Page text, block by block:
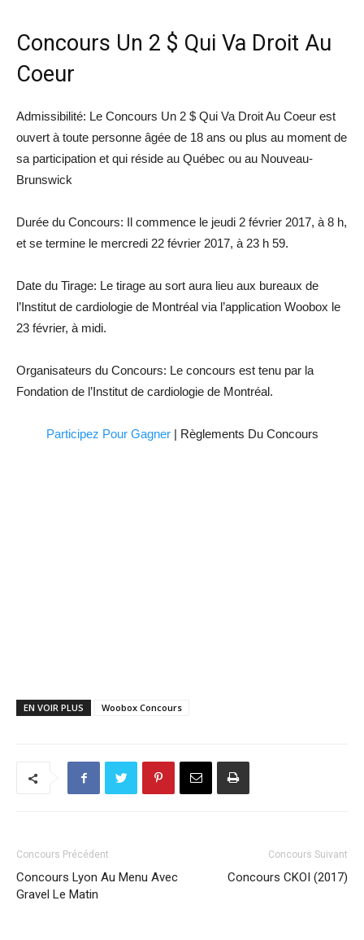
Concours Un 2 $ Qui Va Droit Au
Coeur
Admissibilité: Le Concours Un 2 $ Qui Va Droit Au Coeur est
ouvert à toute personne âgée de 18 ans ou plus au moment de
sa participation et qui réside au Québec ou au Nouveau-
Brunswick
Durée du Concours: Il commence le jeudi 2 février 2017, à 8 h,
et se termine le mercredi 22 février 2017, à 23 h 59.
Date du Tirage: Le tirage au sort aura lieu aux bureaux de
l’Institut de cardiologie de Montréal via l’application Woobox le
23 février, à midi.
Organisateurs du Concours: Le concours est tenu par la
Fondation de l’Institut de cardiologie de Montréal.
Participez Pour Gagner| Règlements Du Concours
EN VOIR PLUS Woobox Concours
Concours Précédent
Concours Lyon Au Menu Avec
Gravel Le Matin
Concours Suivant
Concours CKOI (2017)